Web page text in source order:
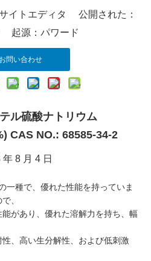
イトエディタ 公開された：
起源： パワード
お問い合わせ
ル硫酸ナトリウム
CAS NO.: 68585-34-2
年 8 月 4 日
一種で、優れた性能を持っていま
、
があり、優れた溶解力を持ち、幅
、高い生分解性、および低刺激